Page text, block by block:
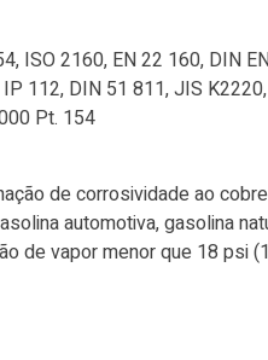
ISO 2160, EN 22 160, DIN
112, DIN 51 811, JIS
Pt. 154
de corrosividade ao cobre
automotiva, gasolina
de vapor menor que 18 psi